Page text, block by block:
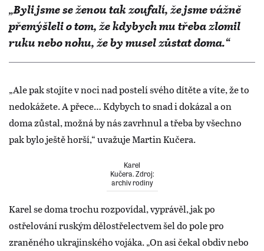
„Byli jsme se ženou tak zoufalí, že jsme vážně
přemýšleli o tom, že kdybych mu třeba zlomil
ruku nebo nohu, že by musel zůstat doma.“
„Ale pak stojíte v noci nad postelí svého dítěte a víte, že to
nedokážete. A přece… Kdybych to snad i dokázal a on
doma zůstal, možná by nás zavrhnul a třeba by všechno
pak bylo ještě horší,“ uvažuje Martin Kučera.
Karel
Kučera. Zdroj:
archiv rodiny
Karel se doma trochu rozpovídal, vyprávěl, jak po
ostřelování ruským dělostřelectvem šel do pole pro
zraněného ukrajinského vojáka. „On asi čekal obdiv nebo